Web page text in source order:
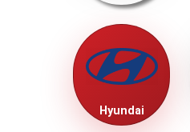
Hyundai